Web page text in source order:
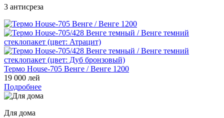
3 антисреза
Термо House-705 Венге / Венге 1200
19 000 лей
Подробнее
Для дома